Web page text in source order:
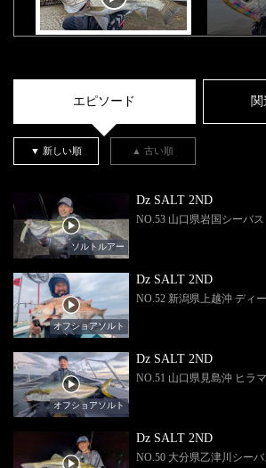
エピソード 関
▼ 新しい順 ▲ 古い順
ソルトルアー
Dz SALT 2ND
NO.53 山口県岩国シーバス
オフショアソルト
Dz SALT 2ND
NO.52 新潟県上越沖 ディ
オフショアソルト
Dz SALT 2ND
NO.51 山口県見島沖 ヒラ
Dz SALT 2ND
NO.50 大分県乙津川シー